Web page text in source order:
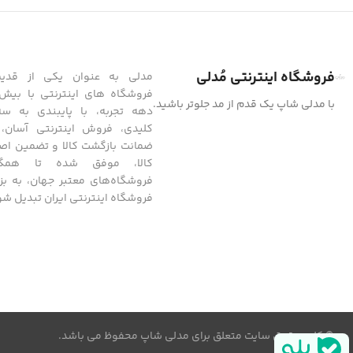
فروشگاه اینترنتی مُدلی
با مدلی شاپ یک قدم از مد جلوتر باشید.
مدلی به عنوان یکی از
فروشگاه های اینترنتی با
دهه تجربه، با پایبندی به
ضمانت بازگشت کالا و تضمین
کالا، موفق شده تا
فروشگاه‌های معتبر جهان، به
فروشگاه اینترنتی ایران تبدیل
© کلیه حقوق سایت متعلق برای مدلی شاپ محفوظ می باشد.